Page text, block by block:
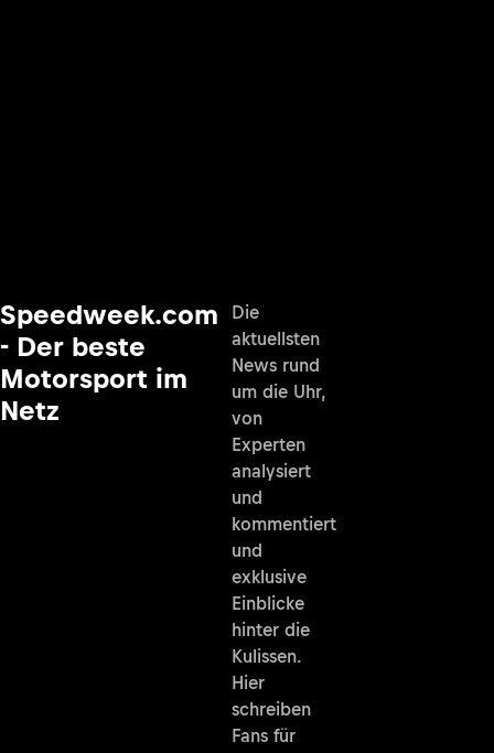
Speedweek.com
- Der beste
Motorsport im
Netz
Die
aktuellsten
News rund
um die Uhr,
von
Experten
analysiert
und
kommentiert
und
exklusive
Einblicke
hinter die
Kulissen.
Hier
schreiben
Fans für